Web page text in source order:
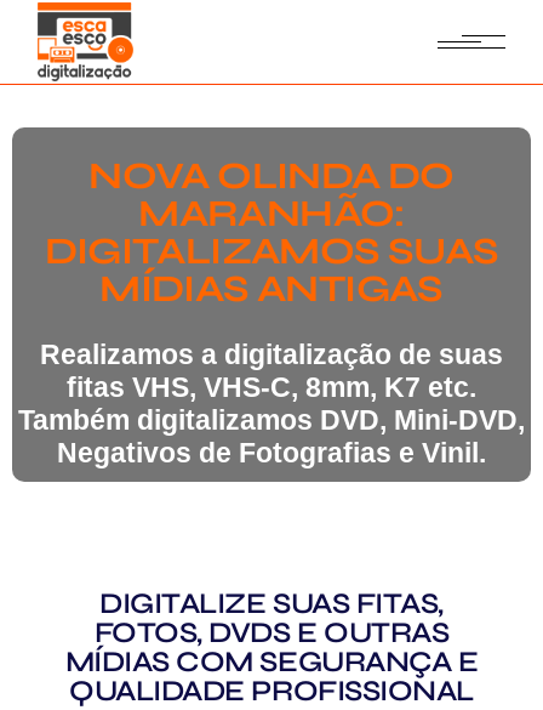
NOVA OLINDA DO
MARANHÃO:
DIGITALIZAMOS SUAS
MÍDIAS ANTIGAS
Realizamos a digitalização de suas
fitas VHS, VHS-C, 8mm, K7 etc.
Também digitalizamos DVD, Mini-DVD,
Negativos de Fotografias e Vinil.
DIGITALIZE SUAS FITAS,
FOTOS, DVDS E OUTRAS
MÍDIAS COM SEGURANÇA E
QUALIDADE PROFISSIONAL